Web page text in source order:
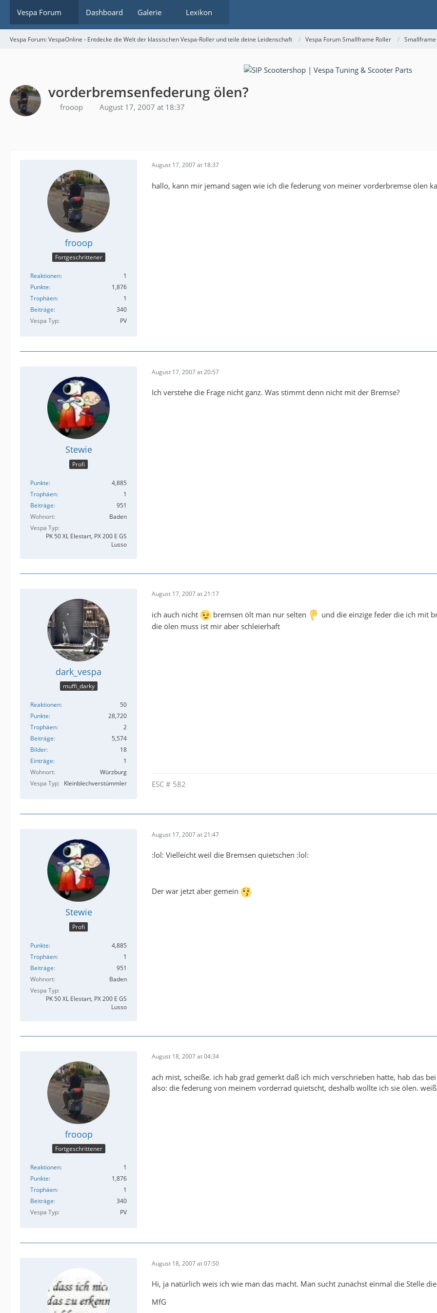
Vespa Forum Dashboard Galerie Lexikon
Vespa Forum: VespaOnline - Entdecke die Welt der klassischen Vespa-Roller und teile deine Leidenschaft Vespa Forum Smallframe Roller
vorderbremsenfederung ölen?
frooop August 17, 2007 at 18:37
frooop
Fortgeschrittener
Reaktionen
1
Punkte
1,876
Trophäen
1
Beiträge
340
Vespa Typ
PV
August 17, 2007 at 18:37
hallo, kann mir jemand sagen wie ich die federung von meiner vorderbremse ölen
Stewie
Profi
Punkte
4,885
Trophäen
1
Beiträge
951
Wohnort
Baden
Vespa Typ
PK 50 XL Elestart, PX 200 E GS
Lusso
August 17, 2007 at 20:57
Ich verstehe die Frage nicht ganz. Was stimmt denn nicht mit der Bremse?
dark_vespa
muffi_darky
Reaktionen
50
Punkte
28,720
Trophäen
2
Beiträge
5,574
Bilder
18
Einträge
1
Wohnort
Würzburg
Vespa Typ
Kleinblechverstümmler
August 17, 2007 at 21:17
ich auch nicht bremsen ölt man nur selten
und die einzige feder die ich mit
die ölen muss ist mir aber schleierhaft
ESC # 582
Stewie
Profi
Punkte
4,885
Trophäen
1
Beiträge
951
Wohnort
Baden
Vespa Typ
PK 50 XL Elestart, PX 200 E GS
Lusso
August 17, 2007 at 21:47
:lol: Vielleicht weil die Bremsen quietschen :lol:
Der war jetzt aber gemein
frooop
Fortgeschrittener
Reaktionen
1
Punkte
1,876
Trophäen
1
Beiträge
340
Vespa Typ
PV
August 18, 2007 at 04:34
ach mist, scheiße. ich hab grad gemerkt daß ich mich verschrieben hatte, hab das
also: die federung von meinem vorderrad quietscht, deshalb wollte ich sie ölen.
August 18, 2007 at 07:50
Hi, ja natürlich weis ich wie man das macht. Man sucht zunächst einmal die Stelle
MfG